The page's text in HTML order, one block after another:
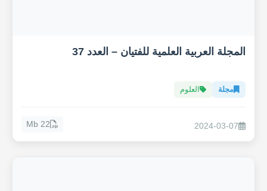
المجلة العربية العلمية للفتيان – العدد 37
مجلة العلوم
2024-03-07
22 Mb